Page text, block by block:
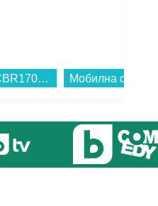
Хладилник с фризер Crown CBR170WH , 170 l, E , Бял , Статична...